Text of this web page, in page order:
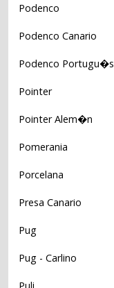
Podenco
Podenco Canario
Podenco Portugu�s
Pointer
Pointer Alem�n
Pomerania
Porcelana
Presa Canario
Pug
Pug - Carlino